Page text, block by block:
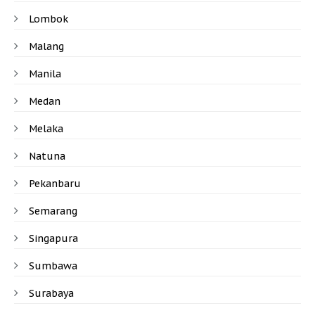
Lombok
Malang
Manila
Medan
Melaka
Natuna
Pekanbaru
Semarang
Singapura
Sumbawa
Surabaya